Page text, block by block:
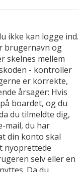
ikke kan logge ind.
brugernavn og
skelnes mellem
- kontroller
er korrekte,
årsager: Hvis
boardet, og du
du tilmeldte dig,
mail, du har
din konto skal
nyoprettede
selv eller en